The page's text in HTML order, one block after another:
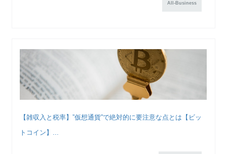
All-Business
【雑収入と税率】”仮想通貨”で絶対的に要注意な点とは【ビッ
トコイン】...